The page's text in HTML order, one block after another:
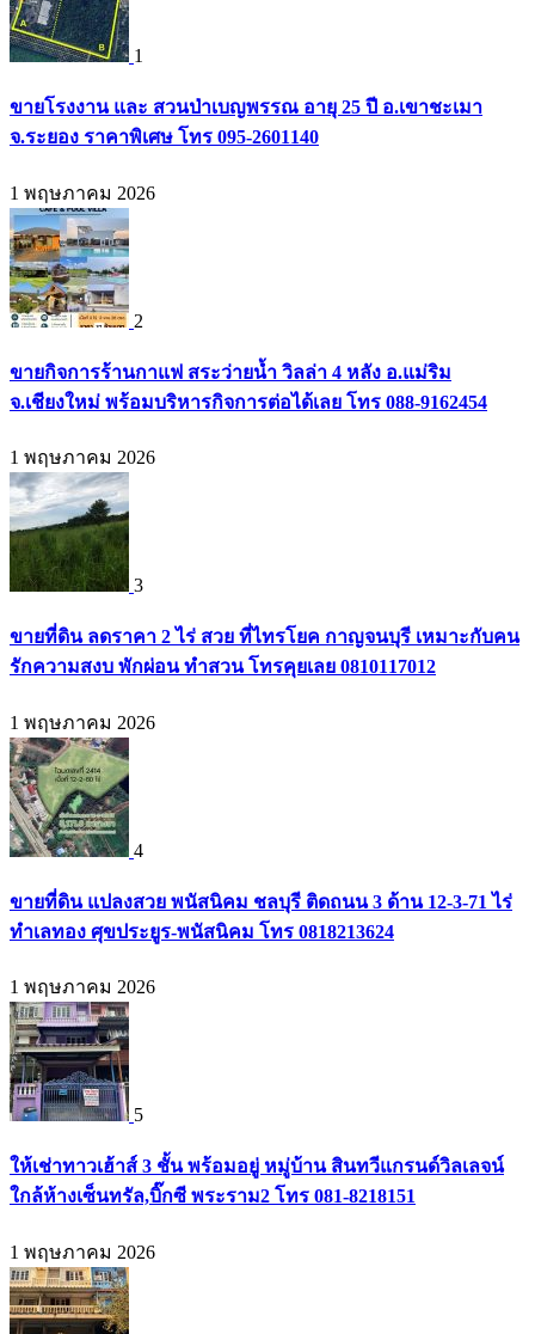
1
ขายโรงงาน และ สวนป่าเบญพรรณ อายุ 25 ปี อ.เขาชะเมา
จ.ระยอง ราคาพิเศษ โทร 095-2601140
1 พฤษภาคม 2026
2
ขายกิจการร้านกาแฟ สระว่ายน้ำ วิลล่า 4 หลัง อ.แม่ริม
จ.เชียงใหม่ พร้อมบริหารกิจการต่อได้เลย โทร 088-9162454
1 พฤษภาคม 2026
3
ขายที่ดิน ลดราคา 2 ไร่ สวย ที่ไทรโยค กาญจนบุรี เหมาะกับคน
รักความสงบ พักผ่อน ทำสวน โทรคุยเลย 0810117012
1 พฤษภาคม 2026
4
ขายที่ดิน แปลงสวย พนัสนิคม ชลบุรี ติดถนน 3 ด้าน 12-3-71 ไร่
ทำเลทอง ศุขประยูร-พนัสนิคม โทร 0818213624
1 พฤษภาคม 2026
5
ให้เช่าทาวเฮ้าส์ 3 ชั้น พร้อมอยู่ หมู่บ้าน สินทวีแกรนด์วิลเลจน์
ใกล้ห้างเซ็นทรัล,บิ๊กซี พระราม2 โทร 081-8218151
1 พฤษภาคม 2026